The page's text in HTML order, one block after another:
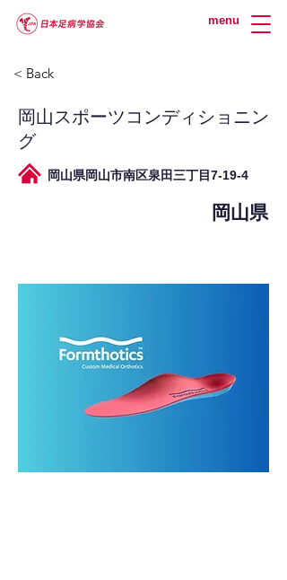
menu
< Back
岡山スポーツコンディショニン
グ
岡山県岡山市南区泉田三丁目7-19-4
岡山県